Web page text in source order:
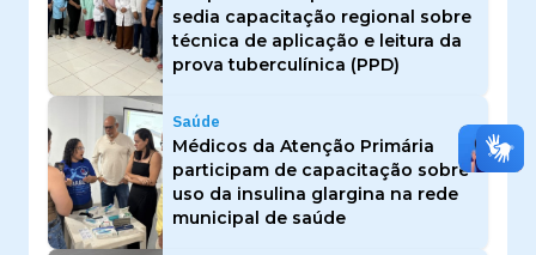
sedia capacitação regional sobre
técnica de aplicação e leitura da
prova tuberculínica (PPD)
Saúde
Médicos da Atenção Primária
participam de capacitação sobre
uso da insulina glargina na rede
municipal de saúde